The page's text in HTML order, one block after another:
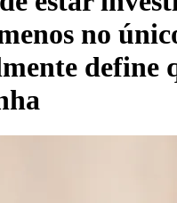
no
define